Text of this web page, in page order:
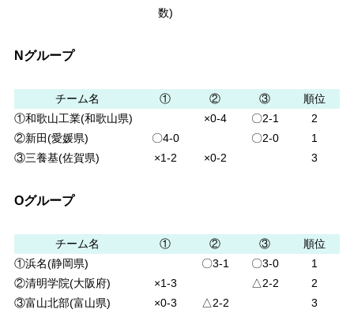
数)
Nグループ
チーム名 ① ② ③
順位
①和歌山工業(和歌山県)
×0-4 〇2-1
2
②新田(愛媛県)
〇4-0 〇2-0
1
③三養基(佐賀県)
×1-2 ×0-2 3
Oグループ
チーム名 ① ② ③
順位
①浜名(静岡県)
〇3-1 〇3-0
1
②清明学院(大阪府)
×1-3 △2-2
2
③富山北部(富山県)
×0-3 △2-2 3